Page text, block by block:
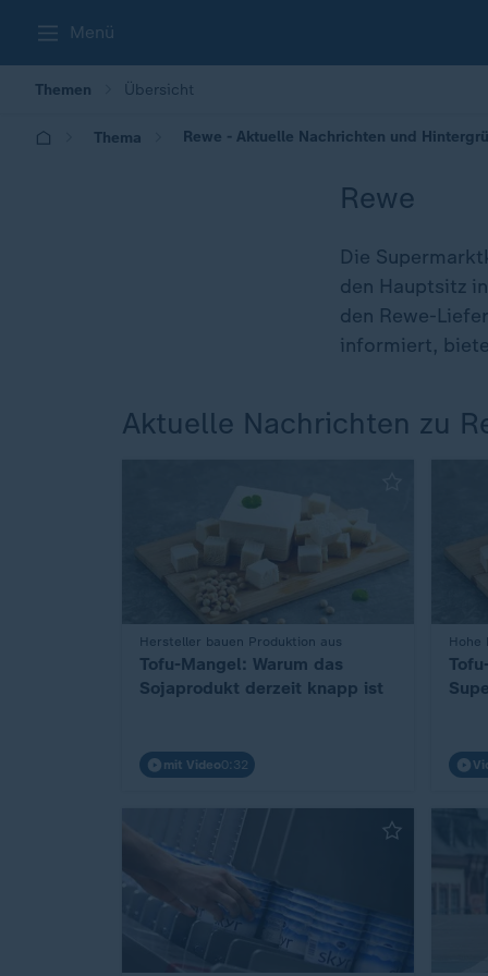
Menü
Themen Übersicht
Thema Rewe - Aktuelle Nachrichten und
Rewe
Die
den Hauptsitz
den Rewe-
informiert,
Aktuelle Nachrichten zu
Hersteller bauen Produktion aus
:
Tofu-Mangel: Warum das
Sojaprodukt derzeit knapp ist
mit Video0:32
Hohe
: